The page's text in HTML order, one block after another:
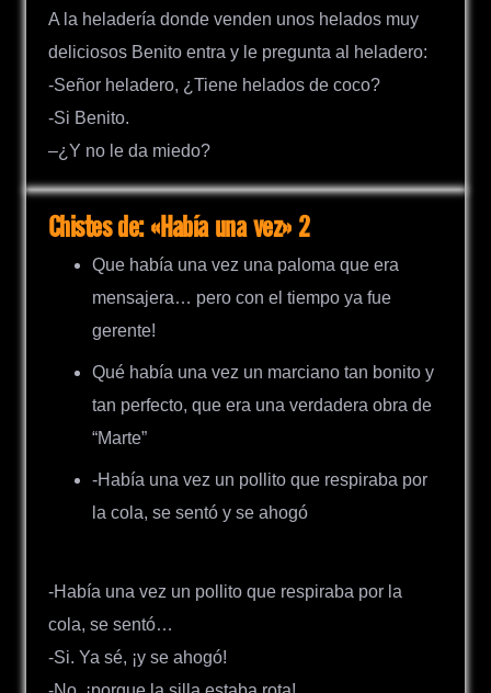
A la heladería donde venden unos helados muy
deliciosos Benito entra y le pregunta al heladero:
-Señor heladero, ¿Tiene helados de coco?
-Si Benito.
–¿Y no le da miedo?
Chistes de: «Había una vez» 2
Que había una vez una paloma que era
mensajera… pero con el tiempo ya fue
gerente!
Qué había una vez un marciano tan bonito y
tan perfecto, que era una verdadera obra de
“Marte”
-Había una vez un pollito que respiraba por
la cola, se sentó y se ahogó
-Había una vez un pollito que respiraba por la
cola, se sentó…
-Si. Ya sé, ¡y se ahogó!